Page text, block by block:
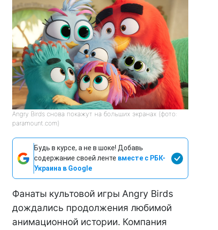
Angry Birds снова покажут на больших экранах (фото:
paramount.com)
Будь в курсе, а не в шоке! Добавь
содержание своей ленте вместе с РБК-
Украина в Google
Фанаты культовой игры Angry Birds
дождались продолжения любимой
анимационной истории. Компания